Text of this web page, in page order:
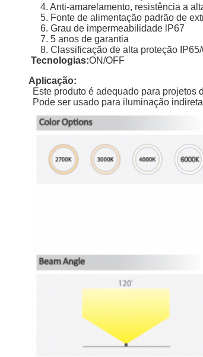
4. Anti-amarelamento, resistência a
5. Fonte de alimentação padrão de
6. Grau de impermeabilidade lP67
7. 5 anos de garantia
8. Classificação de alta proteção
Tecnologias:ON/OFF
Aplicação:
Este produto é adequado para
Pode ser usado para iluminação